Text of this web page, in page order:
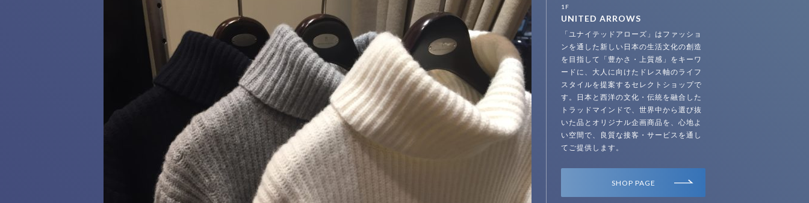
1F
UNITED ARROWS
「ユナイテッドアローズ」はファッショ
ンを通した新しい日本の生活文化の創造
を目指して「豊かさ・上質感」をキーワ
ードに、大人に向けたドレス軸のライフ
スタイルを提案するセレクトショップで
す。日本と西洋の文化・伝統を融合した
トラッドマインドで、世界中から選び抜
いた品とオリジナル企画商品を、心地よ
い空間で、良質な接客・サービスを通し
てご提供します。
SHOP PAGE